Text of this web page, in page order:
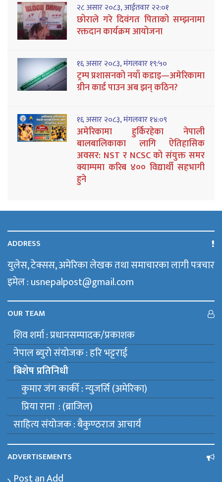
२८ असार २०८३, आईतवार २२:०१
छोराले गरे दिवंगत पिताको सम्झनामा
रक्तदान कार्यक्रम आयोजना
१६ असार २०८३, मंगलवार १९:५०
ट्रम्प प्रशासनको नयाँ कडाइ—अमेरिकामा
ग्रीन कार्ड पाउन अब झन् कठिन?
१६ असार २०८३, मंगलवार १४:०९
अमेरिकामा हुर्किरहेका नेपाली
बालबालिकाका लागि ऐतिहासिक
अवसर: NST र NCSC को संयुक्त समर
क्याम्पमा करिब ४०० विद्यार्थी सहभागी
हुने
ADDRESS
युलेस, टेक्सस, अमेरिका लेखक तथा समाचारका लागी पत्रचार
इमेल : usnepalpost@gmail.com
OUR TEAM
शिव शर्मा : प्रधानसम्पादक/प्रकाशक
नेपाल ब्युराे संयाेजक : हरि भट्टराई
बिशेष प्रतिनिधी
कुमार जंग कार्की : न्युजर्सि (अमेरिका)
प्रिया राना : (ब्राजिल)
साहित्य संयाेजक : बैकुण्ठराज आचार्य
ADVERTISEMENTS
Post an Add